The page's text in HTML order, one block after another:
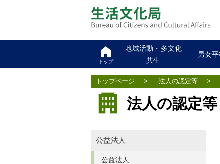
トップ
地域活動・多文化
共生
男女
トップページ > 法人の認定等 >
法人の認定等
公益法人
公益法人